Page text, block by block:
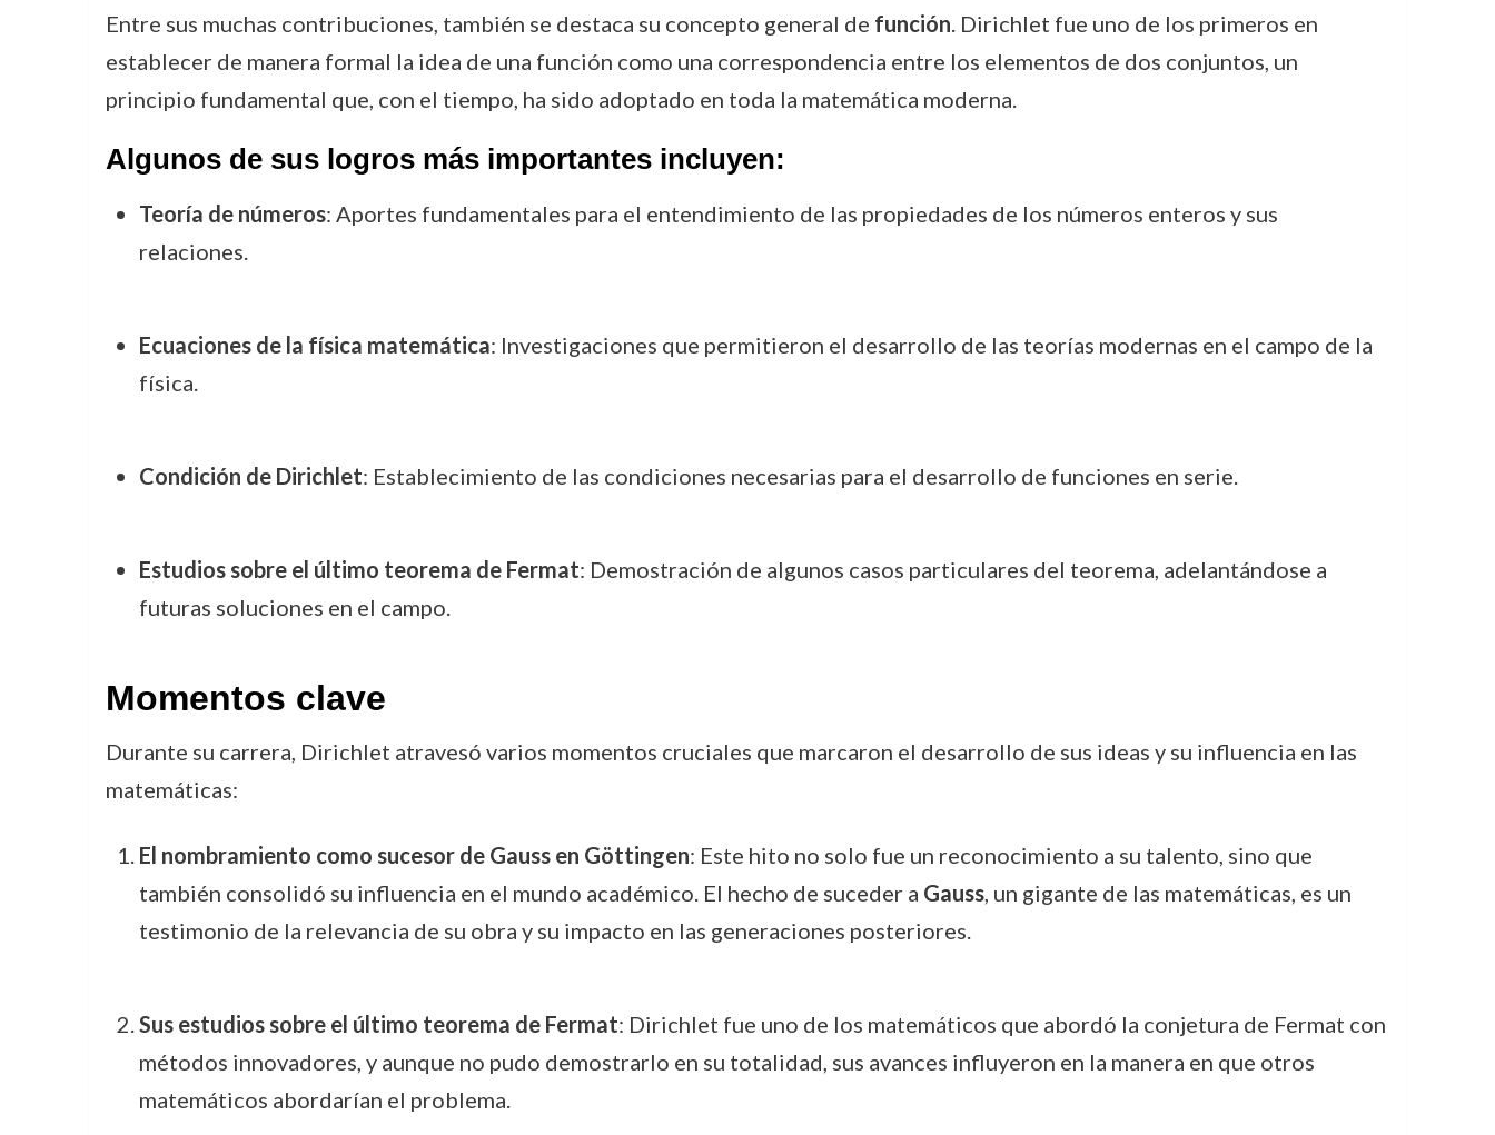
Entre sus muchas contribuciones, también se destaca su concepto general de función. Dirichlet fue uno de los primeros en
establecer de manera formal la idea de una función como una correspondencia entre los elementos de dos conjuntos, un
principio fundamental que, con el tiempo, ha sido adoptado en toda la matemática moderna.
Algunos de sus logros más importantes incluyen:
Teoría de números: Aportes fundamentales para el entendimiento de las propiedades de los números enteros y sus
relaciones.
Ecuaciones de la física matemática: Investigaciones que permitieron el desarrollo de las teorías modernas en el campo de la
física.
Condición de Dirichlet: Establecimiento de las condiciones necesarias para el desarrollo de funciones en serie.
Estudios sobre el último teorema de Fermat: Demostración de algunos casos particulares del teorema, adelantándose a
futuras soluciones en el campo.
Momentos clave
Durante su carrera, Dirichlet atravesó varios momentos cruciales que marcaron el desarrollo de sus ideas y su influencia en las
matemáticas:
El nombramiento como sucesor de Gauss en Göttingen: Este hito no solo fue un reconocimiento a su talento, sino que
también consolidó su influencia en el mundo académico. El hecho de suceder a Gauss, un gigante de las matemáticas, es un
testimonio de la relevancia de su obra y su impacto en las generaciones posteriores.
Sus estudios sobre el último teorema de Fermat: Dirichlet fue uno de los matemáticos que abordó la conjetura de Fermat con
métodos innovadores, y aunque no pudo demostrarlo en su totalidad, sus avances influyeron en la manera en que otros
matemáticos abordarían el problema.